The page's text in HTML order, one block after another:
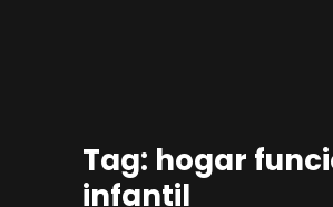
Tag: hogar
infantil